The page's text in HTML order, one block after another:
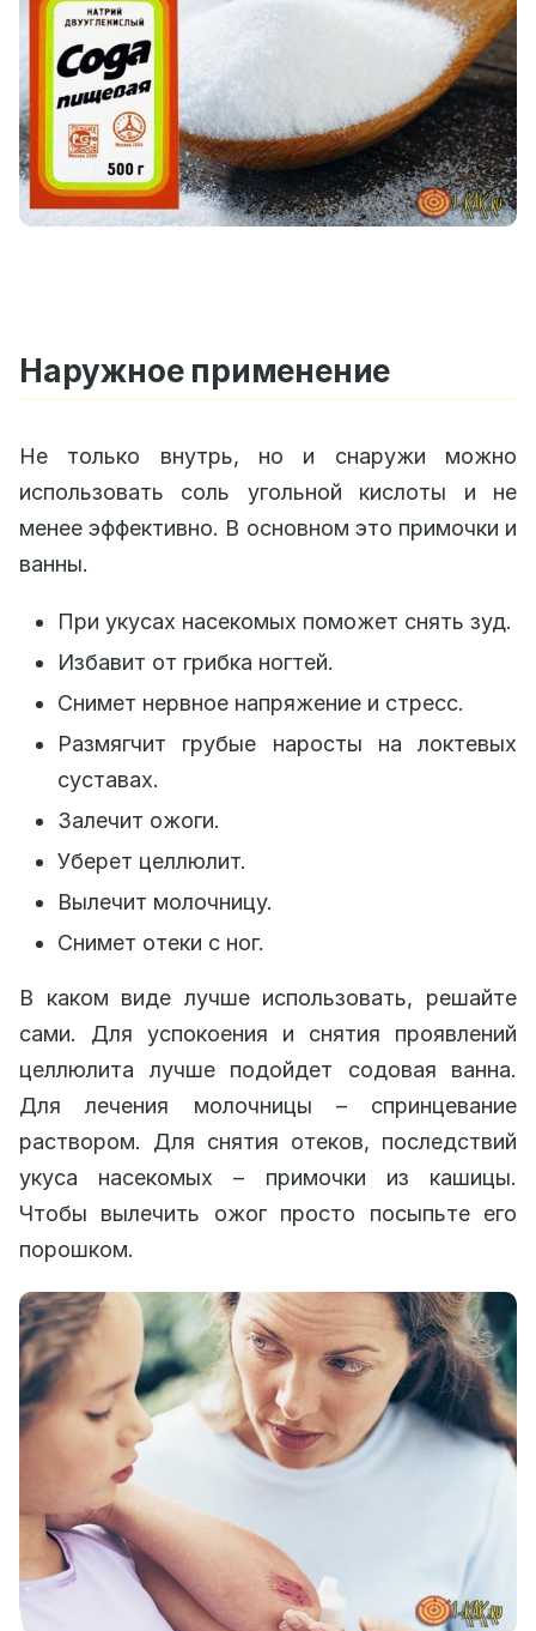
Наружное применение
Не только внутрь, но и снаружи можно
использовать соль угольной кислоты и не
менее эффективно. В основном это примочки и
ванны.
При укусах насекомых поможет снять зуд.
Избавит от грибка ногтей.
Снимет нервное напряжение и стресс.
Размягчит грубые наросты на локтевых
суставах.
Залечит ожоги.
Уберет целлюлит.
Вылечит молочницу.
Снимет отеки с ног.
В каком виде лучше использовать, решайте
сами. Для успокоения и снятия проявлений
целлюлита лучше подойдет содовая ванна.
Для лечения молочницы – спринцевание
раствором. Для снятия отеков, последствий
укуса насекомых – примочки из кашицы.
Чтобы вылечить ожог просто посыпьте его
порошком.